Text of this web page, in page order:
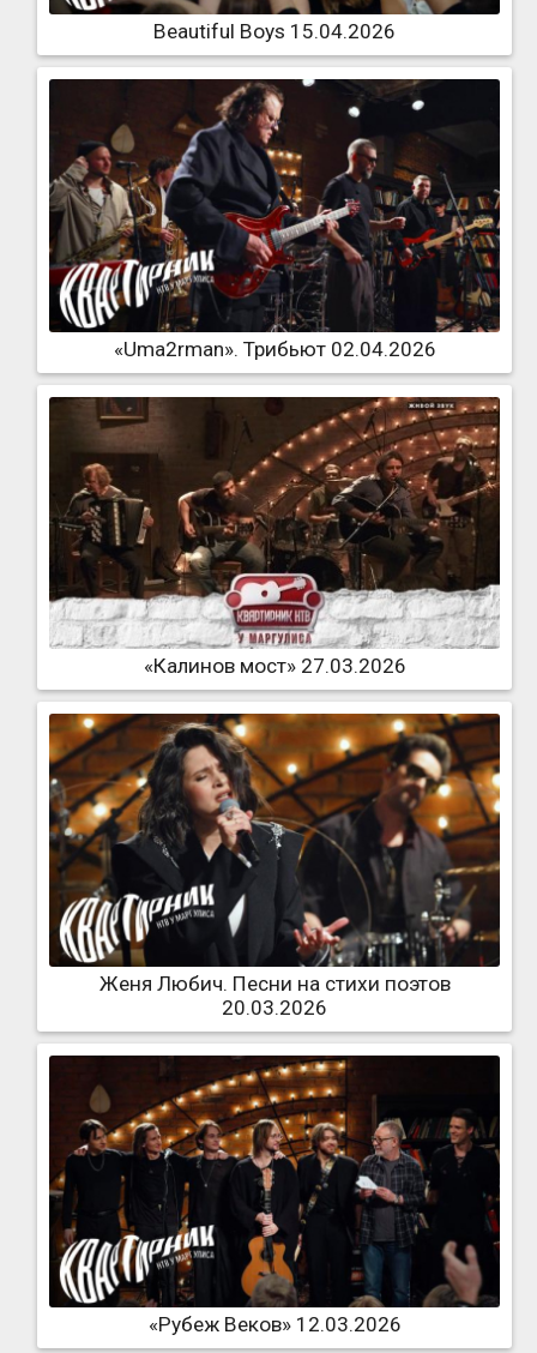
Beautiful Boys 15.04.2026
«Uma2rman». Трибьют 02.04.2026
«Калинов мост» 27.03.2026
Женя Любич. Песни на стихи поэтов
20.03.2026
«Рубеж Веков» 12.03.2026